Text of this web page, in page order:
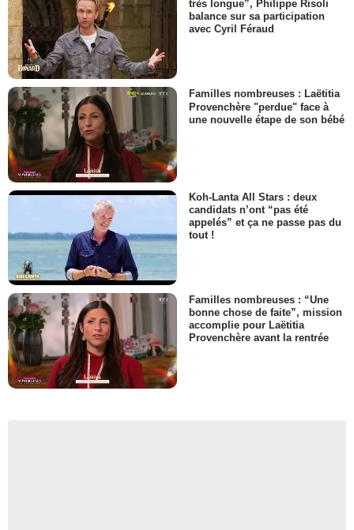
très longue”, Philippe Risoli
balance sur sa participation
avec Cyril Féraud
Familles nombreuses : Laëtitia
Provenchère "perdue" face à
une nouvelle étape de son bébé
Koh-Lanta All Stars : deux
candidats n’ont “pas été
appelés” et ça ne passe pas du
tout !
Familles nombreuses : “Une
bonne chose de faite”, mission
accomplie pour Laëtitia
Provenchère avant la rentrée